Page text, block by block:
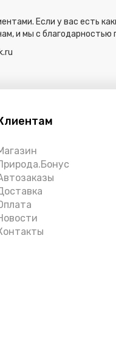
Если у вас есть
и мы с благодарностью